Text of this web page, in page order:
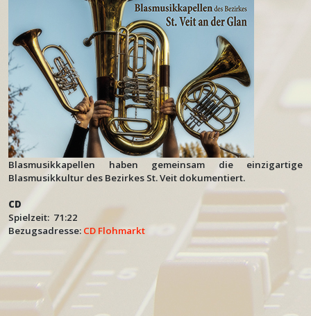
Blasmusikkapellen haben gemeinsam die einzigartige
Blasmusikkultur des Bezirkes St. Veit dokumentiert.
CD
Spielzeit: 71:22
Bezugsadresse: CD Flohmarkt